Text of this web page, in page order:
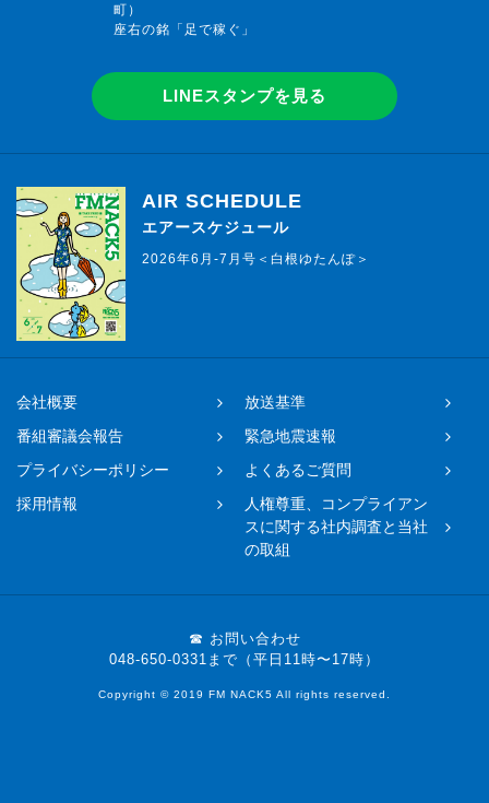
町）
座右の銘「足で稼ぐ」
LINEスタンプを見る
AIR SCHEDULE
エアースケジュール
2026年6月-7月号＜白根ゆたんぽ＞
会社概要
放送基準
番組審議会報告
緊急地震速報
プライバシーポリシー
よくあるご質問
採用情報
人権尊重、コンプライアン
スに関する社内調査と当社
の取組
☎ お問い合わせ
048-650-0331まで（平日11時〜17時）
Copyright © 2019 FM NACK5 All rights reserved.